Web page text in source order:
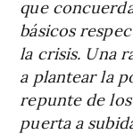
que
básicos
la crisis. Una
a plantear la
repunte de
puerta a